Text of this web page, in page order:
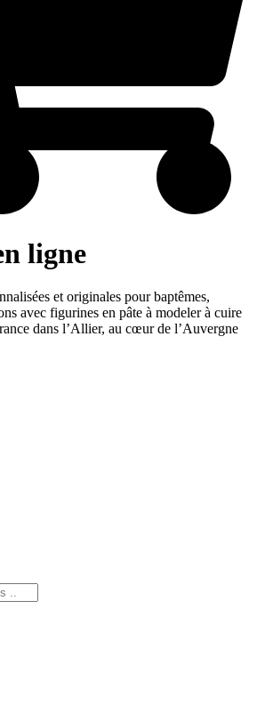
ligne
et originales pour baptêmes,
avec figurines en pâte à modeler à cuire
dans l’Allier, au cœur de l’Auvergne